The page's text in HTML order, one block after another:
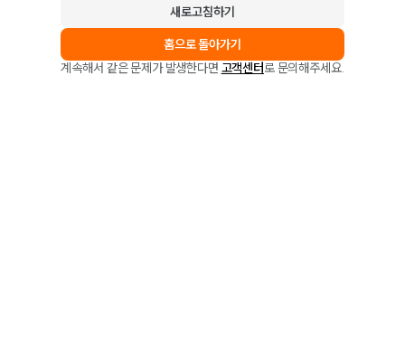
새로고침하기
홈으로 돌아가기
계속해서 같은 문제가 발생한다면 고객센터로 문의해주세요.